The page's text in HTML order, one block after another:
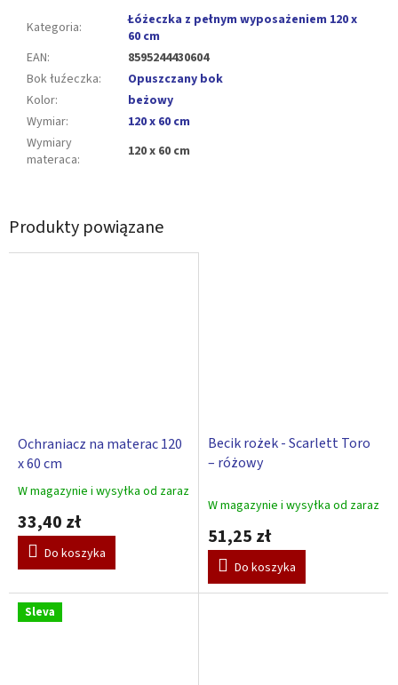
Produkty powiązane
Ochraniacz na materac 120
x 60 cm
Średnia
produktu
wynosi
5,0
5
gwiazdek.
W magazynie i wysyłka od zaraz
33,40 zł
Do koszyka
Becik rożek - Scarlett Toro
– różowy
W magazynie i wysyłka od zaraz
51,25 zł
Do koszyka
Sleva
Kategoria:
Łóżeczka z pełnym wyposażeniem 120 x
60 cm
EAN:
8595244430604
Bok łuźeczka:
Opuszczany bok
Kolor:
beżowy
Wymiar:
120 x 60 cm
Wymiary
materaca: 120 x 60 cm